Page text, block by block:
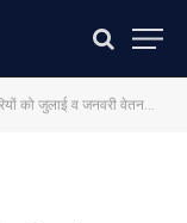
का लाभ दे छत्तीसगढ़ सरकार-वीरेन्द्र नामदेव